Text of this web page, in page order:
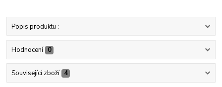
Popis produktu :
Hodnocení 0
Související zboží 4